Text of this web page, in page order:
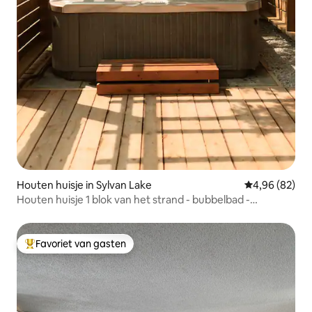
Houten huisje in Sylvan Lake Gemiddelde
4,96 (82)
Houten huisje 1 blok van het strand - bubbelbad -
Topfavoriet van gasten
Favoriet van gasten